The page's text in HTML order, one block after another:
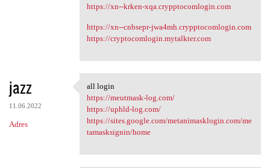
https://xn--krken-xqa.crypptocomlogin.com
https://xn--cnbsepr-jwa4mh.crypptocomlogin.com
https://cryptocomlogin.mytalkter.com
jazz
11.06.2022
Adres
all login
all login
https://meutmask-log.com/
https://uphld-log.com/
https://sites.google.com/metanimasklogin.com/me
tamasksignin/home